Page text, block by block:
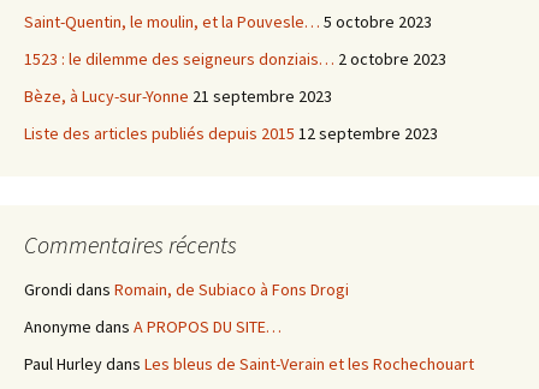
Saint-Quentin, le moulin, et la Pouvesle… 5 octobre 2023
1523 : le dilemme des seigneurs donziais… 2 octobre 2023
Bèze, à Lucy-sur-Yonne 21 septembre 2023
Liste des articles publiés depuis 2015 12 septembre 2023
Commentaires récents
Grondi dans Romain, de Subiaco à Fons Drogi
Anonyme dans A PROPOS DU SITE…
Paul Hurleydans Les bleus de Saint-Verain et les Rochechouart